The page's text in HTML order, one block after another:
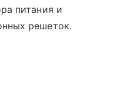
питания и
решеток.